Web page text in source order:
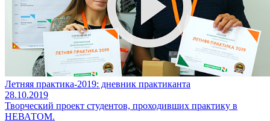
Летняя практика-2019: дневник практиканта
28.10.2019
Творческий проект студентов, проходивших практику в
НЕВАТОМ.